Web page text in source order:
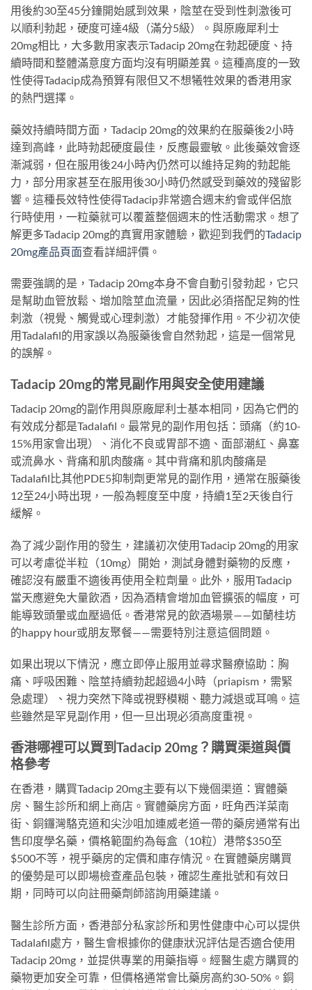
用後約30至45分鐘開始感到效果，陰莖在受到性刺激後可
以順利勃起，硬度可達4級（滿分5級）。與原廠犀利士
20mg相比，大多數用家表示Tadacip 20mg在勃起硬度、持
續時間和整體滿意度方面均沒有明顯差異。這種高度的一致
性使得Tadacip成為預算有限但又不想犧牲效果的香港用家
的熱門選擇。
藥效持續時間方面，Tadacip 20mg的效果約在服藥後2小時
達到高峰，此時勃起硬度最佳，反應最靈敏。此後藥效會逐
漸減弱，但在服用後24小時內仍然可以維持足夠的勃起能
力，部分用家甚至在服用後30小時仍然感受到藥效的殘留影
響。這種長效特性使得Tadacip非常適合週末約會或伴侶旅
行時使用，一粒藥就可以覆蓋整個週末的性活動需求。想了
解更多Tadacip 20mg的真實用家體驗，歡迎到我們的Tadacip
20mg產品頁面查看詳細評價。
需要強調的是，Tadacip 20mg本身不會自動引發勃起，它只
是幫助血管放鬆、增加陰莖血流量，因此必須搭配足夠的性
刺激（視覺、觸覺或心理刺激）才能發揮作用。不少初次使
用Tadalafil的用家誤以為服藥後會自然勃起，這是一個常見
的誤解。
Tadacip 20mg的常見副作用與安全使用建議
Tadacip 20mg的副作用與原廠犀利士基本相同，因為它們的
有效成分都是Tadalafil。最常見的副作用包括：頭痛（約10-
15%用家會出現）、消化不良或胃部不適、面部潮紅、鼻塞
或流鼻水、背痛和肌肉酸痛。其中背痛和肌肉酸痛是
Tadalafil比其他PDE5抑制劑更常見的副作用，通常在服藥後
12至24小時出現，一般為輕度至中度，持續1至2天後自行
緩解。
為了減少副作用的發生，建議初次使用Tadacip 20mg的用家
可以考慮從半粒（10mg）開始，測試身體對藥物的反應，
確認沒有嚴重不適後再使用全粒劑量。此外，服用Tadacip
當天應避免大量飲酒，因為酒精會增加血管擴張的幅度，可
能導致頭暈或血壓過低。香港常見的飲酒場景——如蘭桂坊
的happy hour或朋友聚餐——需要特別注意這個問題。
如果出現以下情況，應立即停止服用並尋求醫療協助：胸
痛、呼吸困難、陰莖持續勃起超過4小時（priapism，需緊
急處理）、視力突然下降或視野模糊、聽力減退或耳鳴。這
些雖然是罕見副作用，但一旦出現必須高度重視。
香港哪裡可以買到Tadacip 20mg？購買渠道與價
格參考
在香港，購買Tadacip 20mg主要有以下幾個渠道：實體藥
房、醫生診所和網上商店。實體藥房方面，旺角西洋菜南
街、銅鑼灣駱克道和尖沙咀加連威老道一帶的藥房通常有出
售印度學名藥，價格範圍約為每盒（10粒）港幣$350至
$500不等，視乎藥房的定價和庫存情況。在實體藥房購買
的優勢是可以即場檢查產品包裝，確認生產批號和有效日
期，同時可以向註冊藥劑師諮詢用藥建議。
醫生診所方面，香港部分私家診所和男性健康中心可以提供
Tadalafil處方，醫生會根據你的健康狀況評估是否適合使用
Tadacip 20mg，並提供專業的用藥指導。經醫生處方購買的
藥物更加安全可靠，但價格通常會比藥房高約30-50%。銅